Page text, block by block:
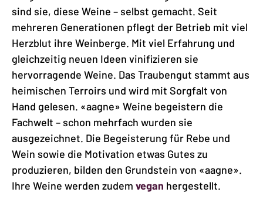
sind sie, diese Weine – selbst gemacht. Seit
mehreren Generationen pflegt der Betrieb mit viel
Herzblut ihre Weinberge. Mit viel Erfahrung und
gleichzeitig neuen Ideen vinifizieren sie
hervorragende Weine. Das Traubengut stammt aus
heimischen Terroirs und wird mit Sorgfalt von
Hand gelesen. «aagne» Weine begeistern die
Fachwelt – schon mehrfach wurden sie
ausgezeichnet. Die Begeisterung für Rebe und
Wein sowie die Motivation etwas Gutes zu
produzieren, bilden den Grundstein von «aagne».
Ihre Weine werden zudem vegan hergestellt.